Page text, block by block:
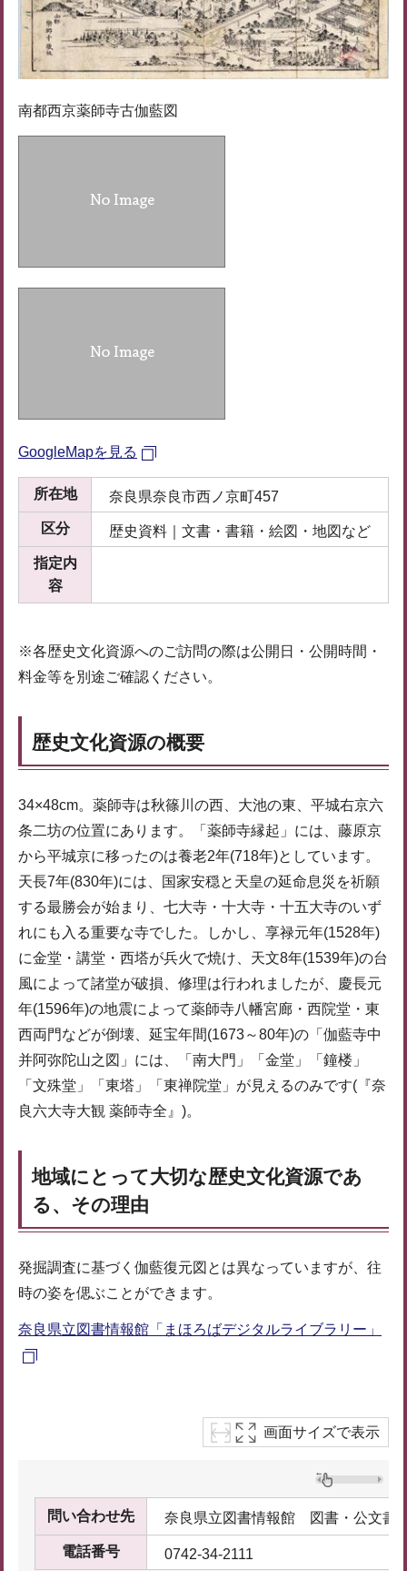
南都西京薬師寺古伽藍図
GoogleMapを見る
所在地 奈良県奈良市西ノ京町457
区分 歴史資料｜文書・書籍・絵図・地図など
指定内
容
※各歴史文化資源へのご訪問の際は公開日・公開時間・
料金等を別途ご確認ください。
歴史文化資源の概要
34×48cm。薬師寺は秋篠川の西、大池の東、平城右京六
条二坊の位置にあります。「薬師寺縁起」には、藤原京
から平城京に移ったのは養老2年(718年)としています。
天長7年(830年)には、国家安穏と天皇の延命息災を祈願
する最勝会が始まり、七大寺・十大寺・十五大寺のいず
れにも入る重要な寺でした。しかし、享禄元年(1528年)
に金堂・講堂・西塔が兵火で焼け、天文8年(1539年)の台
風によって諸堂が破損、修理は行われましたが、慶長元
年(1596年)の地震によって薬師寺八幡宮廊・西院堂・東
西両門などが倒壊、延宝年間(1673～80年)の「伽藍寺中
并阿弥陀山之図」には、「南大門」「金堂」「鐘楼」
「文殊堂」「東塔」「東禅院堂」が見えるのみです(『奈
良六大寺大観 薬師寺全』)。
地域にとって大切な歴史文化資源であ
る、その理由
発掘調査に基づく伽藍復元図とは異なっていますが、往
時の姿を偲ぶことができます。
奈良県立図書情報館「まほろばデジタルライブラリー」
画面サイズで表示
問い合わせ先 奈良県立図書情報館 図書・公文書
電話番号 0742-34-2111